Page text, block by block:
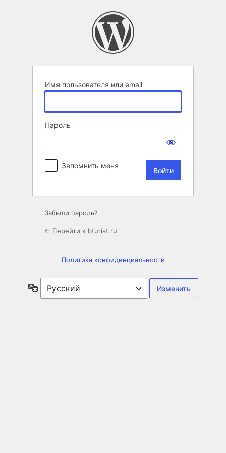
Имя пользователя или email
Пароль
Запомнить меня
Забыли пароль?
← Перейти к bturist.ru
Политика конфиденциальности
Язык